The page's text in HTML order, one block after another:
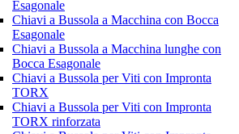
Esagonale
Chiavi a Bussola a Macchina con Bocca
Esagonale
Chiavi a Bussola a Macchina lunghe con
Bocca Esagonale
Chiavi a Bussola per Viti con Impronta
TORX
Chiavi a Bussola per Viti con Impronta
TORX rinforzata